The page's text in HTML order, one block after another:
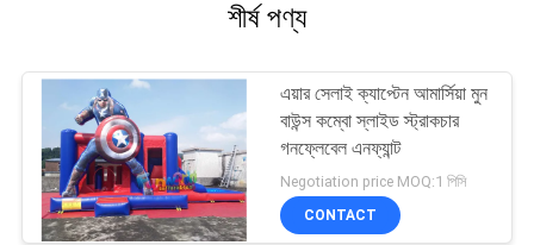
শীর্ষ পণ্য
এয়ার সেলাই ক্যাপ্টেন আমার্সিয়া মুন
বাউন্স কম্বো স্লাইড স্ট্রাকচার
গনফ্লেবেল এনফ্যান্ট
Negotiation price MOQ:1 পিসি
CONTACT